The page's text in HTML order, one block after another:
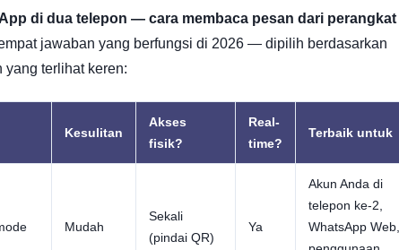
di dua telepon — cara membaca pesan dari perangkat
jawaban yang berfungsi di 2026 — dipilih berdasarkan
yang terlihat keren:
Kesulitan
Akses
fisik?
Real-
time?
Terbaik untuk
Mudah
Sekali
(pindai QR)
Ya
Akun Anda di
telepon ke-2,
WhatsApp Web,